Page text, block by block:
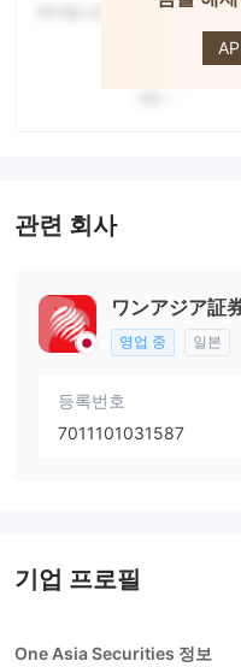
관련 회사
ワンアジア証
영업 중 일본
등록번호
7011101031587
기업 프로필
One Asia Securities 정보